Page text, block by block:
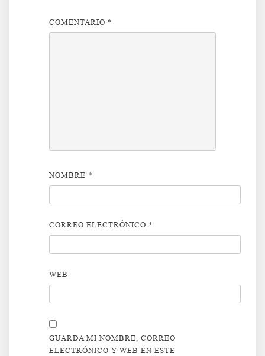
COMENTARIO *
NOMBRE *
CORREO ELECTRÓNICO *
WEB
GUARDA MI NOMBRE, CORREO
ELECTRÓNICO Y WEB EN ESTE